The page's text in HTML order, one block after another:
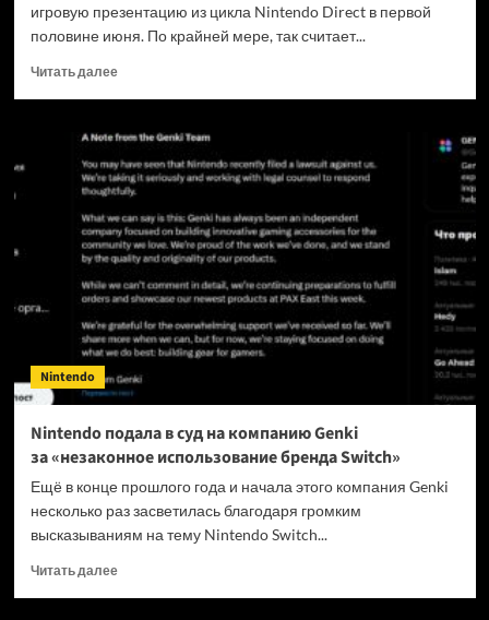
игровую презентацию из цикла Nintendo Direct в первой
половине июня. По крайней мере, так считает...
Читать далееПрочитать
Авторитетный
считает,
что
большая
июньская
презентация
Direct
пройдёт
на
следующей
неделе
Nintendo
Nintendo подала в суд на компанию Genki
за «незаконное использование бренда Switch»
Ещё в конце прошлого года и начала этого компания Genki
несколько раз засветилась благодаря громким
высказываниям на тему Nintendo Switch...
Читать далееПрочитать